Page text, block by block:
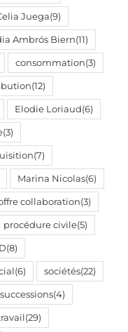
Juega(9)
Ambrós Biern(11)
consommation(3)
(12)
Elodie Loriaud(6)
(3)
(7)
Marina Nicolas(6)
collaboration(3)
procédure civile(5)
(8)
(6) sociétés(22)
successions(4)
(29)